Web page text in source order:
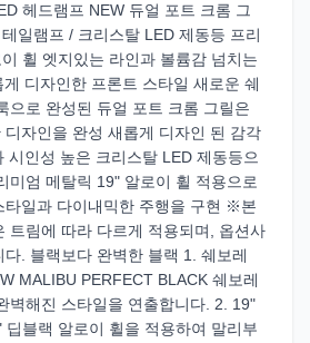
헤드램프 NEW 듀얼 포트 크롬 그
일램프 / 크리스탈 LED 제동등 프리
휠 엣지있는 라인과 볼륨감 넘치는
디자인한 프론트 스타일 새로운 쉐
으로 완성된 듀얼 포트 크롬 그릴은
디자인을 완성 새롭게 디자인 된 감각
시인성 높은 크리스탈 LED 제동등으
미엄 메탈릭 19" 알로이 휠 적용으로
타일과 다이내믹한 주행을 구현 ※본
트림에 따라 다르게 적용되며, 옵션사
. 블랙보다 완벽한 블랙 1. 쉐보레
MALIBU PERFECT BLACK 쉐보레
벽해진 스타일을 연출합니다. 2. 19"
딥블랙 알로이 휠을 적용하여 말리부